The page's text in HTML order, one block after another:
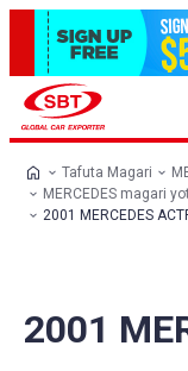
Tafuta Magari
MERCEDES magari
2001 MERCEDES
2001